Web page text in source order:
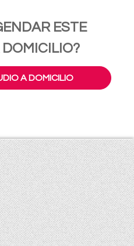
ESTE
A DOMICILIO